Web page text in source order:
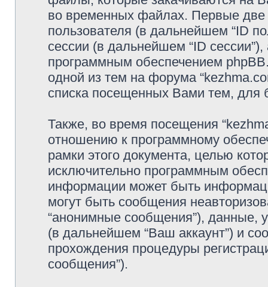
во временных файлах. Первые две
пользователя (в дальнейшем “ID
сессии (в дальнейшем “ID
программным обеспечением
одной из тем на форума
списка посещенных Вами тем, для
Также, во время посещения
отношению к программному
рамки этого документа, целью
исключительно программным
информации может быть
могут быть сообщения
“анонимные сообщения”), данные,
(в дальнейшем “Ваш аккаунт”) и
прохождения процедуры
сообщения”).